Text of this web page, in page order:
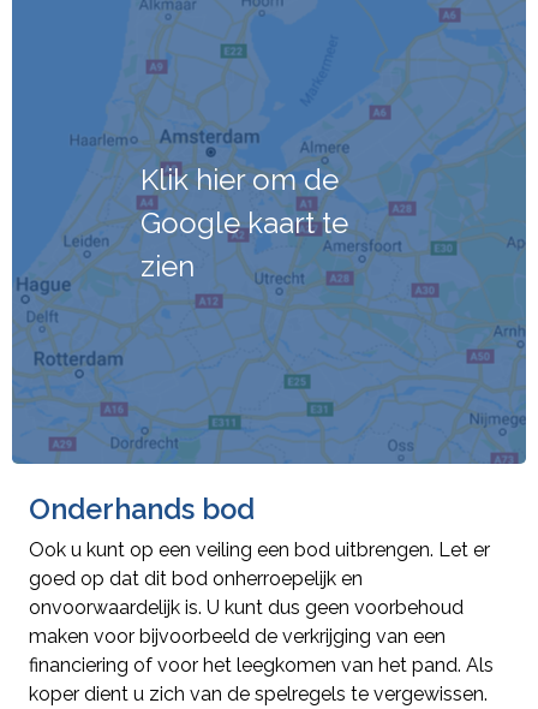
Klik hier om de
Google kaart te
zien
Onderhands bod
Ook u kunt op een veiling een bod uitbrengen. Let er
goed op dat dit bod onherroepelijk en
onvoorwaardelijk is. U kunt dus geen voorbehoud
maken voor bijvoorbeeld de verkrijging van een
financiering of voor het leegkomen van het pand. Als
koper dient u zich van de spelregels te vergewissen.